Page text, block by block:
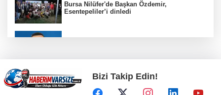
Bursa Nilüfer'de Başkan Özdemir,
Esentepeliler’i dinledi
Kayseri Büyükşehir gökyüzü tutkunlarını
Erciyes'te buluşturacak
Bizi Takip Edin!